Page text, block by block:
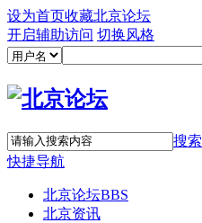
设为首页收藏北京论坛
开启辅助访问 切换风格
搜索
快捷导航
北京论坛BBS
北京资讯